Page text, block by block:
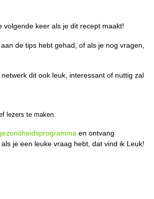
keer als je dit recept maakt!
de tips hebt gehad, of als je nog vragen,
dit ook leuk, interessant of nuttig zal
lezers te maken.
en ontvang
je een leuke vraag hebt, dat vind ik Leuk!